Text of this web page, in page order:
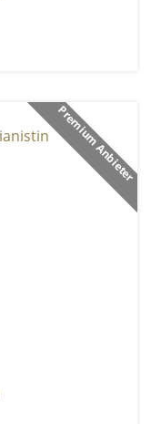
Premium Anbieter